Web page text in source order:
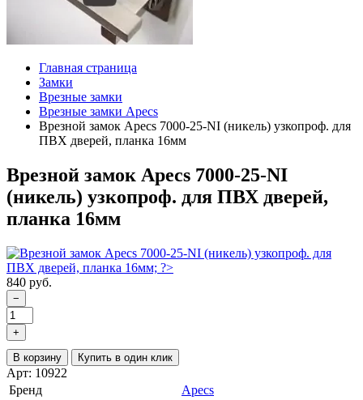
Главная страница
Замки
Врезные замки
Врезные замки Apecs
Врезной замок Apecs 7000-25-NI (никель) узкопроф. для
ПВХ дверей, планка 16мм
Врезной замок Apecs 7000-25-NI
(никель) узкопроф. для ПВХ дверей,
планка 16мм
840 руб.
−
+
В корзину Купить в один клик
Арт: 10922
Бренд
Apecs